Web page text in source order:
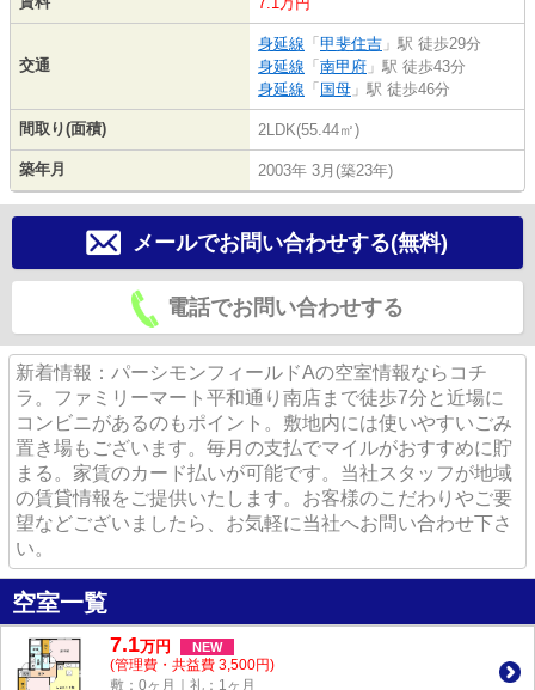
交通
身延線 「 甲斐住吉 」駅 徒歩29分
身延線 「 南甲府 」駅 徒歩43分
身延線 「 国母 」駅 徒歩46分
間取り(面積) 2LDK(55.44㎡)
築年月 2003年 3月(築23年)
メールでお問い合わせする(無料)
電話でお問い合わせする
新着情報：パーシモンフィールドAの空室情報ならコチ
ラ。ファミリーマート平和通り南店まで徒歩7分と近場に
コンビニがあるのもポイント。敷地内には使いやすいごみ
置き場もございます。毎月の支払でマイルがおすすめに貯
まる。家賃のカード払いが可能です。当社スタッフが地域
の賃貸情報をご提供いたします。お客様のこだわりやご要
望などございましたら、お気軽に当社へお問い合わせ下さ
い。
空室一覧
7.1万円 NEW
(管理費・共益費 3,500円)
敷：0ヶ月｜礼：1ヶ月